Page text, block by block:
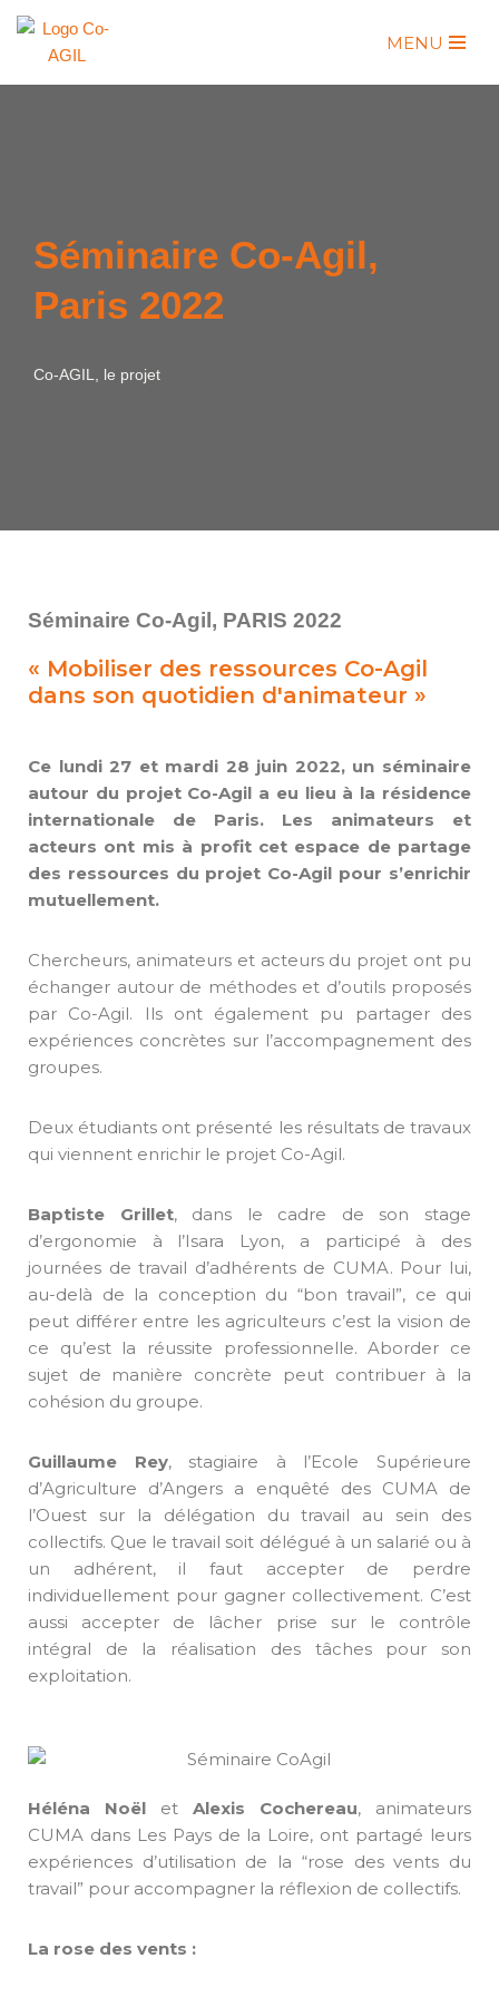
Aller
au
MENU
Séminaire Co-Agil,
Paris 2022
Co-AGIL, le projet
Séminaire Co-Agil, PARIS 2022
« Mobiliser des ressources Co-Agil
dans son quotidien d'animateur »
Ce lundi 27 et mardi 28 juin 2022, un séminaire
autour du projet Co-Agil a eu lieu à la résidence
internationale de Paris. Les animateurs et
acteurs ont mis à profit cet espace de partage
des ressources du projet Co-Agil pour s’enrichir
mutuellement.
Chercheurs, animateurs et acteurs du projet ont pu
échanger autour de méthodes et d’outils proposés
par Co-Agil. Ils ont également pu partager des
expériences concrètes sur l’accompagnement des
groupes.
Deux étudiants ont présenté les résultats de travaux
qui viennent enrichir le projet Co-Agil.
Baptiste Grillet, dans le cadre de son stage
d’ergonomie à l’Isara Lyon, a participé à des
journées de travail d’adhérents de CUMA. Pour lui,
au-delà de la conception du “bon travail”, ce qui
peut différer entre les agriculteurs c’est la vision de
ce qu’est la réussite professionnelle. Aborder ce
sujet de manière concrète peut contribuer à la
cohésion du groupe.
Guillaume Rey, stagiaire à l’Ecole Supérieure
d’Agriculture d’Angers a enquêté des CUMA de
l’Ouest sur la délégation du travail au sein des
collectifs. Que le travail soit délégué à un salarié ou à
un adhérent, il faut accepter de perdre
individuellement pour gagner collectivement. C’est
aussi accepter de lâcher prise sur le contrôle
intégral de la réalisation des tâches pour son
exploitation.
Héléna Noël et Alexis Cochereau, animateurs
CUMA dans Les Pays de la Loire, ont partagé leurs
expériences d’utilisation de la “rose des vents du
travail” pour accompagner la réflexion de collectifs.
La rose des vents :